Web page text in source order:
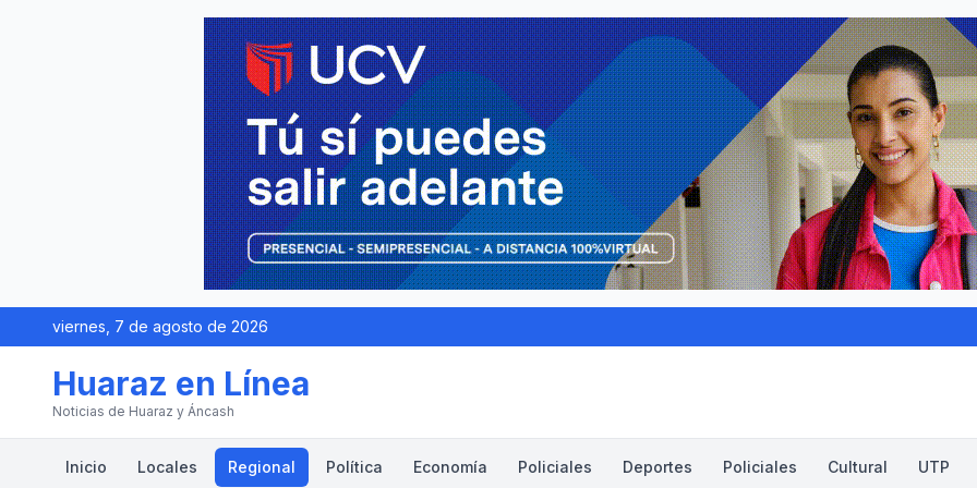
viernes, 7 de agosto de 2026
Huaraz en Línea
Noticias de Huaraz y Áncash
Inicio Locales Regional Política Economía Policiales Deportes Policiales Cultural UTP